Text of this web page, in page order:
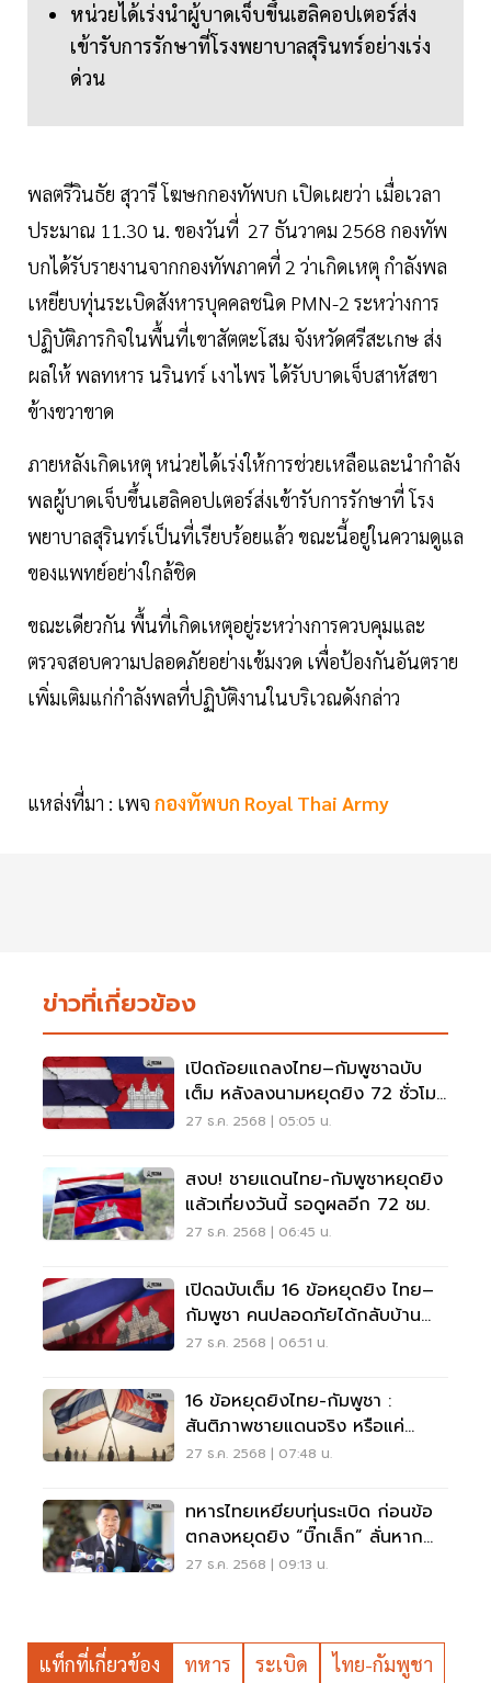
หน่วยได้เร่งนำผู้บาดเจ็บขึ้นเฮลิคอปเตอร์ส่ง
เข้ารับการรักษาที่โรงพยาบาลสุรินทร์อย่างเร่ง
ด่วน
พลตรีวินธัย สุวารี โฆษกกองทัพบก เปิดเผยว่า เมื่อเวลา
ประมาณ 11.30 น. ของวันที่ 27 ธันวาคม 2568 กองทัพ
บกได้รับรายงานจากกองทัพภาคที่ 2 ว่าเกิดเหตุ กำลังพล
เหยียบทุ่นระเบิดสังหารบุคคลชนิด PMN-2 ระหว่างการ
ปฏิบัติภารกิจในพื้นที่เขาสัตตะโสม จังหวัดศรีสะเกษ ส่ง
ผลให้ พลทหาร นรินทร์ เงาไพร ได้รับบาดเจ็บสาหัสขา
ข้างขวาขาด
ภายหลังเกิดเหตุ หน่วยได้เร่งให้การช่วยเหลือและนำกำลัง
พลผู้บาดเจ็บขึ้นเฮลิคอปเตอร์ส่งเข้ารับการรักษาที่ โรง
พยาบาลสุรินทร์เป็นที่เรียบร้อยแล้ว ขณะนี้อยู่ในความดูแล
ของแพทย์อย่างใกล้ชิด
ขณะเดียวกัน พื้นที่เกิดเหตุอยู่ระหว่างการควบคุมและ
ตรวจสอบความปลอดภัยอย่างเข้มงวด เพื่อป้องกันอันตราย
เพิ่มเติมแก่กำลังพลที่ปฏิบัติงานในบริเวณดังกล่าว
แหล่งที่มา : เพจ กองทัพบก Royal Thai Army
ข่าวที่เกี่ยวข้อง
เปิดถ้อยแถลงไทย–กัมพูชาฉบับ
เต็ม หลังลงนามหยุดยิง 72 ชั่วโมง
ห้ามเคลื่อนไหว -ห้ามยั่วยุ
27 ธ.ค. 2568 | 05:05 น.
สงบ! ชายแดนไทย-กัมพูชาหยุดยิง
แล้วเที่ยงวันนี้ รอดูผลอีก 72 ชม.
27 ธ.ค. 2568 | 06:45 น.
เปิดฉบับเต็ม 16 ข้อหยุดยิง ไทย–
กัมพูชา คนปลอดภัยได้กลับบ้าน
ร่วมกู้ทุ่นระเบิด-ปราบสแกมเมอร์
27 ธ.ค. 2568 | 06:51 น.
16 ข้อหยุดยิงไทย-กัมพูชา :
สันติภาพชายแดนจริง หรือแค่
ชั่วคราว?
27 ธ.ค. 2568 | 07:48 น.
ทหารไทยเหยียบทุ่นระเบิด ก่อนข้อ
ตกลงหยุดยิง “บิ๊กเล็ก” ลั่นหาก
เสียงปืนกัมพูชาดัง ตอบโต้ทันที
27 ธ.ค. 2568 | 09:13 น.
แท็กที่เกี่ยวข้อง ทหาร ระเบิด ไทย-กัมพูชา